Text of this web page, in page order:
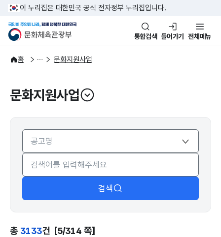
본문 바로가기
주메뉴 바로가기
이 누리집은 대한민국 공식 전자정부 누리집입니다.
문화체육관광부
국민이 주인인 나라, 함께 행복
통합검색 들어가기 전체메뉴
홈
문화광장 문화지원사업
문화지원사업
열기
검색
총 3133건 [5/314 쪽]